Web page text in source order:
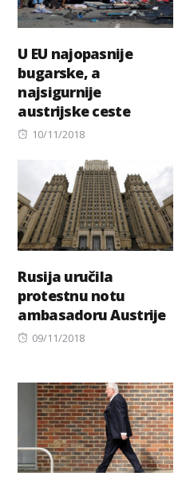
U EU najopasnije
bugarske, a
najsigurnije
austrijske ceste
Posted
10/11/2018
Rusija uručila
protestnu notu
ambasadoru Austrije
Posted
09/11/2018